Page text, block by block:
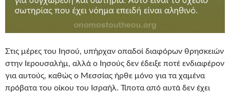
Στις μέρες του Ιησού, υπήρχαν οπαδοί διαφόρων θρησκειών
στην Ιερουσαλήμ, αλλά ο Ιησούς δεν έδειξε ποτέ ενδιαφέρον
για αυτούς, καθώς ο Μεσσίας ήρθε μόνο για τα χαμένα
πρόβατα του οίκου του Ισραήλ. Τίποτα από αυτά δεν έχει